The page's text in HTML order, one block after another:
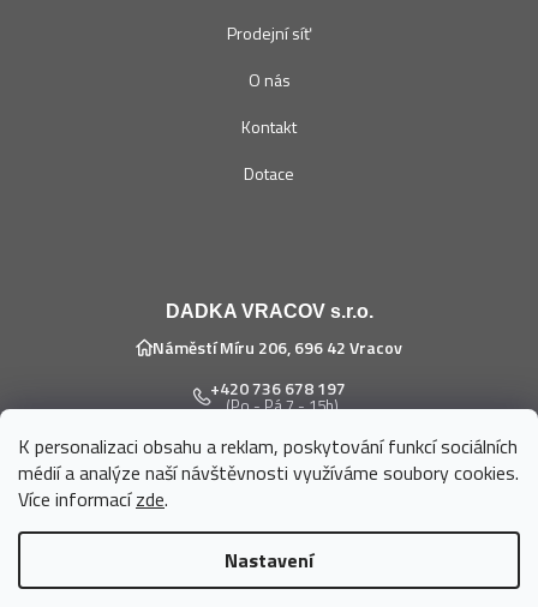
K personalizaci obsahu a reklam, poskytování funkcí sociálních
médií a analýze naší návštěvnosti využíváme soubory cookies.
Více informacízde.
Nastavení
Prodejní síť
O nás
Kontakt
Dotace
DADKA VRACOV s.r.o.
Náměstí Míru 206, 696 42 Vracov
+420 736 678 197
(Po - Pá 7 - 15h)
eshop@dadka.cz